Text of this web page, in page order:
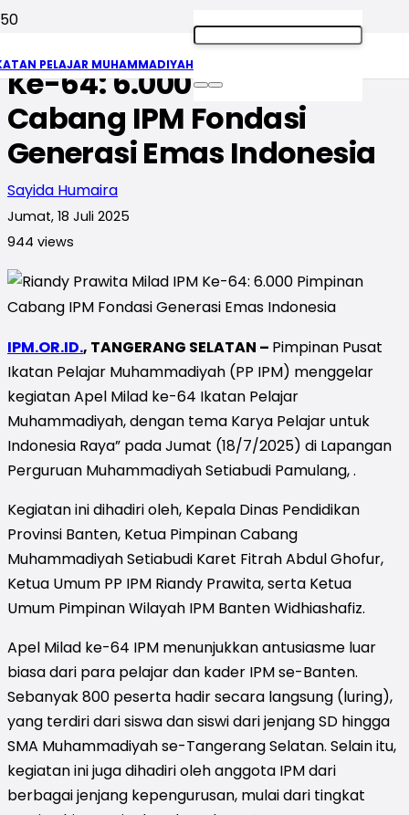
PELAJAR MUHAMMADIYAH
Riandy Prawita Milad IPM
Ke-64: 6.000 Pimpinan
Cabang IPM Fondasi
Generasi Emas Indonesia
Sayida Humaira
Jumat, 18 Juli 2025
944 views
IPM.OR.ID., TANGERANG SELATAN – Pimpinan Pusat
Ikatan Pelajar Muhammadiyah (PP IPM) menggelar
kegiatan Apel Milad ke-64 Ikatan Pelajar
Muhammadiyah, dengan tema Karya Pelajar untuk
Indonesia Raya” pada Jumat (18/7/2025) di Lapangan
Perguruan Muhammadiyah Setiabudi Pamulang, .
Kegiatan ini dihadiri oleh, Kepala Dinas Pendidikan
Provinsi Banten, Ketua Pimpinan Cabang
Muhammadiyah Setiabudi Karet Fitrah Abdul Ghofur,
Ketua Umum PP IPM Riandy Prawita, serta Ketua
Umum Pimpinan Wilayah IPM Banten Widhiashafiz.
Apel Milad ke-64 IPM menunjukkan antusiasme luar
biasa dari para pelajar dan kader IPM se-Banten.
Sebanyak 800 peserta hadir secara langsung (luring),
yang terdiri dari siswa dan siswi dari jenjang SD hingga
SMA Muhammadiyah se-Tangerang Selatan. Selain itu,
kegiatan ini juga dihadiri oleh anggota IPM dari
berbagai jenjang kepengurusan, mulai dari tingkat